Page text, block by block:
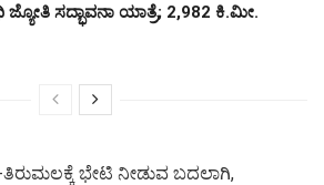
ಜ್ಯೋತಿ ಸದ್ಭಾವನಾ ಯಾತ್ರೆ; 2,982 ಕಿ.ಮೀ.
ಭೇಟಿ ನೀಡುವ ಬದಲಾಗಿ,